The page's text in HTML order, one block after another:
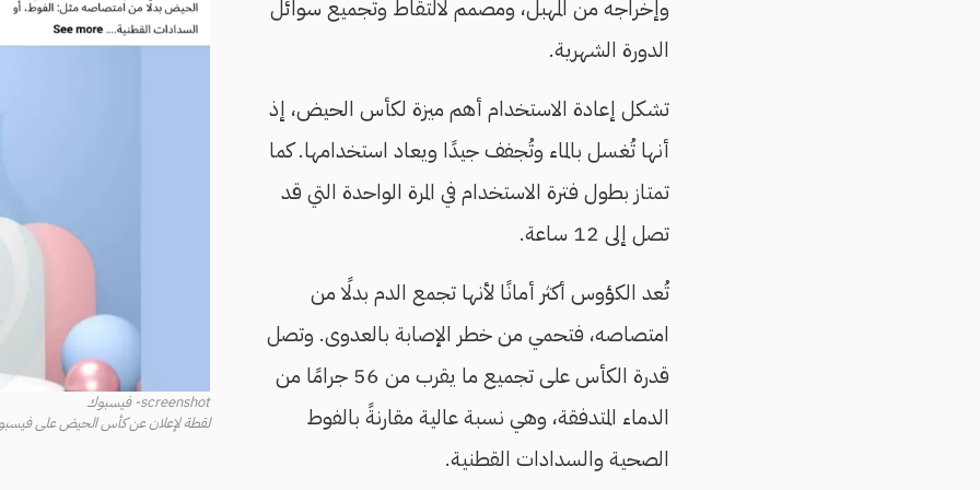
screenshot- فيسبوك
لقطة لإعلان عن كأس الحيض على
وإخراجه من المهبل، ومصمم لالتقاط وتجميع سوائل
الدورة الشهرية.
تشكل إعادة الاستخدام أهم ميزة لكأس الحيض، إذ
أنها تُغسل بالماء وتُجفف جيدًا ويعاد استخدامها. كما
تمتاز بطول فترة الاستخدام في المرة الواحدة التي قد
تصل إلى 12 ساعة.
تُعد الكؤوس أكثر أمانًا لأنها تجمع الدم بدلًا من
امتصاصه، فتحمي من خطر الإصابة بالعدوى. وتصل
قدرة الكأس على تجميع ما يقرب من 56 جرامًا من
الدماء المتدفقة، وهي نسبة عالية مقارنةً بالفوط
الصحية والسدادات القطنية.